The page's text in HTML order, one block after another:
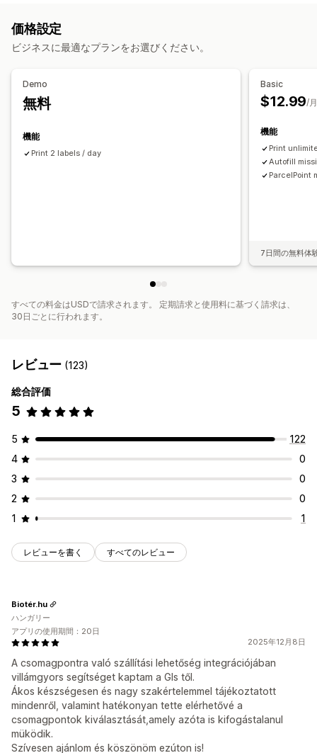
配送品の管理
注文の同期
通知
価格設定
ビジネスに最適なプランをお選びください。
Demo
無料
機能
Print 2 labels / day
Basic
$12.99/
機能
Print
Autofill
ParcelPoint
7日間の無料体
すべての料金はUSDで請求されます。 定期請求と使用料に基づく請求は、
30日ごとに行われます。
レビュー (123)
総合評価
5
5
122
4
0
3
0
2
0
1
1
レビューを書く すべてのレビュー
2025年12月8日
A csomagpontra való szállítási lehetőség integrációjában
villámgyors segítséget kaptam a Gls től.
Ákos készségesen és nagy szakértelemmel tájékoztatott
mindenről, valamint hatékonyan tette elérhetővé a
csomagpontok kiválasztását,amely azóta is kifogástalanul
müködik.
Szívesen ajánlom és köszönöm ezúton is!
Biotér.hu
ハンガリー
アプリの使用期間：20日